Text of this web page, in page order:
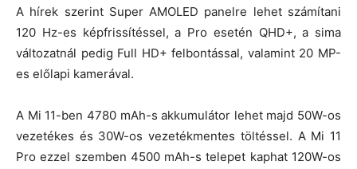
A hírek szerint Super AMOLED panelre lehet számítani
120 Hz-es képfrissítéssel, a Pro esetén QHD+, a sima
változatnál pedig Full HD+ felbontással, valamint 20 MP-
es előlapi kamerával.
A Mi 11-ben 4780 mAh-s akkumulátor lehet majd 50W-os
vezetékes és 30W-os vezetékmentes töltéssel. A Mi 11
Pro ezzel szemben 4500 mAh-s telepet kaphat 120W-os